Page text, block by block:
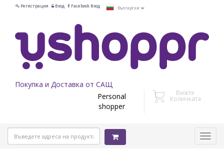
Регистрация Вход Facebook Вход Български
Покупка и Доставка от САЩ
Personal
shopper
Вижте
Количката